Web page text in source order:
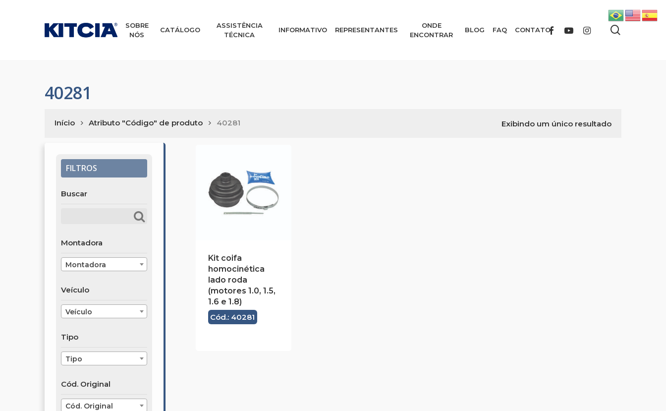
SOBRE
NÓS
CATÁLOGO
ASSISTÊNCIA
TÉCNICA
INFORMATIVO REPRESENTANTES
ONDE
ENCONTRAR
BLOG FAQ CONTATOFACEBOOKYOUTUBEINSTAGRAM
40281
Exibindo um único resultado
Início Atributo "Código" de produto 40281
FILTROS
Buscar
Montadora
Montadora
Veículo
Veículo
Tipo
Tipo
Cód. Original
Cód. Original
Kit coifa
homocinética
lado roda
(motores 1.0, 1.5,
1.6 e 1.8)
Cód.: 40281